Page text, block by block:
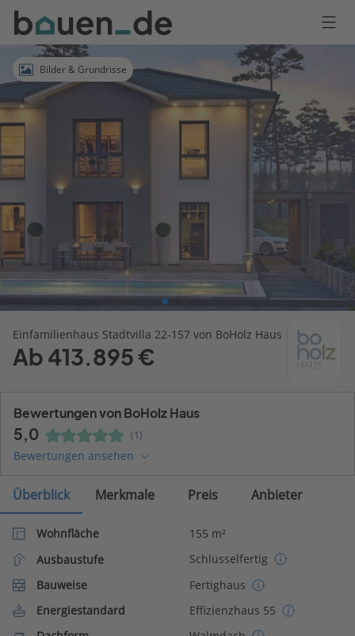
Bauen
Logo
AnmeldenBilder & Grundrisse
Einfamilienhaus Stadtvilla 22-157 von BoHolz Haus
Ab 413.895 €
Bewertungen von BoHolz Haus
5,0 (1)
Bewertungen ansehen
Überblick Merkmale Preis Anbieter
Wohnfläche
155 m²
Ausbaustufe
Schlüsselfertig
Bauweise
Fertighaus
Energiestandard
Effizienzhaus 55